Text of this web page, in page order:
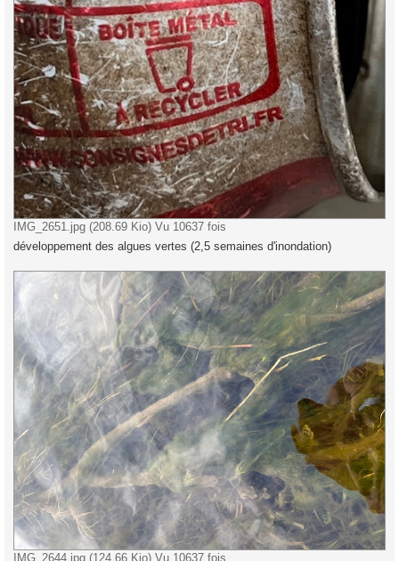
IMG_2651.jpg (208.69 Kio) Vu 10637 fois
développement des algues vertes (2,5 semaines d'inondation)
IMG_2644.jpg (124.66 Kio) Vu 10637 fois